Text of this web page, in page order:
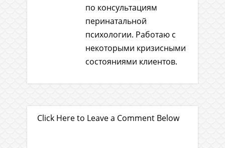
по консультациям
перинатальной
психологии. Работаю с
некоторыми кризисными
состояниями клиентов.
Click Here to Leave a Comment Below